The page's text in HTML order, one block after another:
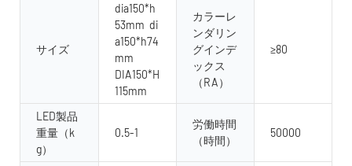
サイズ
dia150*h
53mm di
a150*h74
mm
DIA150*H
115mm
カラーレ
ンダリン
グインデ
ックス
（RA）
≥80
LED製品
重量（k
g）
0.5-1
労働時間
（時間）
50000